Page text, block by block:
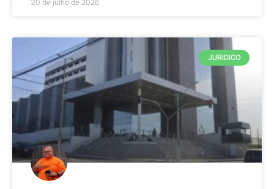
30 de julho de 2026
JURIDICO